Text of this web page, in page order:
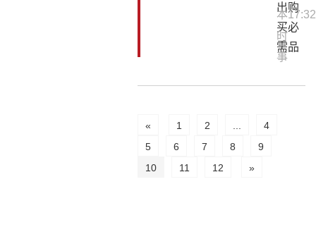
出购
买必
需品
本
时
事
« 1 2
4
5
6 7 8
9
10
11 12 »